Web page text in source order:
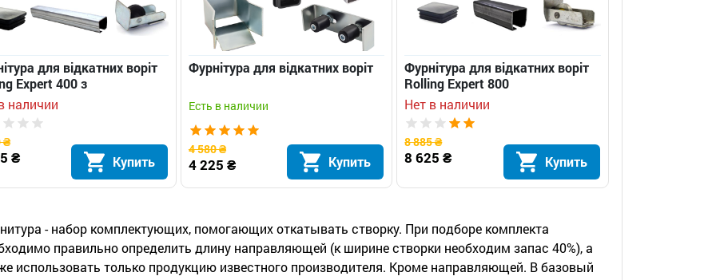
для відкатних воріт
Expert 400 з
довжиною 5 м
наличии
₴
₴ Купить
Фурнітура для відкатних воріт
Есть в наличии
4 580 ₴
4 225 ₴ Купить
Фурнітура для відкатних воріт
Rolling Expert 800
Нет в наличии
8 885 ₴
8 625 ₴ Купить
- набор комплектующих, помогающих откатывать створку. При подборе комплекта
правильно определить длину направляющей (к ширине створки необходим запас 40%), а
использовать только продукцию известного производителя. Кроме направляющей. В базовый